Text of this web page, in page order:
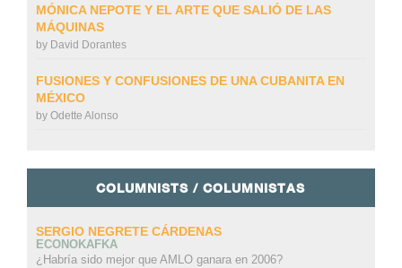
MÓNICA NEPOTE Y EL ARTE QUE SALIÓ DE LAS
MÁQUINAS
by David Dorantes
FUSIONES Y CONFUSIONES DE UNA CUBANITA EN
MÉXICO
by Odette Alonso
COLUMNISTS / COLUMNISTAS
SERGIO NEGRETE CÁRDENAS
ECONOKAFKA
¿Habría sido mejor que AMLO ganara en 2006?